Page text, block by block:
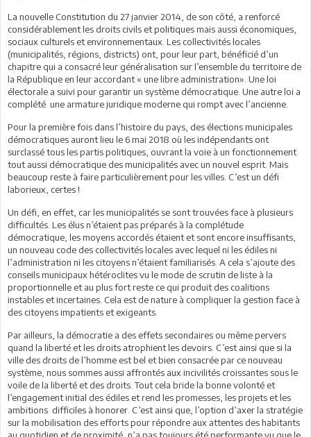
La nouvelle Constitution du 27 janvier 2014, de son côté, a renforcé
considérablement les droits civils et politiques mais aussi économiques,
sociaux culturels et environnementaux. Les collectivités locales
(municipalités, régions, districts) ont, pour leur part, bénéficié d’un
chapitre qui a consacré leur généralisation sur l’ensemble du territoire de
la République en leur accordant « une libre administration». Une loi
électorale a suivi pour garantir un système démocratique. Une autre loi a
complété une armature juridique moderne qui rompt avec l’ancienne.
Pour la première fois dans l’histoire du pays, des élections municipales
démocratiques auront lieu le 6 mai 2018 où les indépendants ont
surclassé tous les partis politiques, ouvrant la voie à un fonctionnement
tout aussi démocratique des municipalités avec un nouvel esprit. Mais
beaucoup reste à faire particulièrement pour les villes. C’est un défi
laborieux, certes !
Un défi, en effet, car les municipalités se sont trouvées face à plusieurs
difficultés. Les élus n’étaient pas préparés à la complétude
démocratique, les moyens accordés étaient et sont encore insuffisants,
un nouveau code des collectivités locales avec lequel ni les édiles ni
l’administration ni les citoyens n’étaient familiarisés. A cela s’ajoute des
conseils municipaux hétéroclites vu le mode de scrutin de liste à la
proportionnelle et au plus fort reste ce qui produit des coalitions
instables et incertaines. Cela est de nature à compliquer la gestion face à
des citoyens impatients et exigeants.
Par ailleurs, la démocratie a des effets secondaires ou même pervers
quand la liberté et les droits atrophient les devoirs. C’est ainsi que si la
ville des droits de l’homme est bel et bien consacrée par ce nouveau
système, nous sommes aussi affrontés aux incivilités croissantes sous le
voile de la liberté et des droits. Tout cela bride la bonne volonté et
l’engagement initial des édiles et rend les promesses, les projets et les
ambitions difficiles à honorer. C’est ainsi que, l’option d’axer la stratégie
sur la mobilisation des efforts pour répondre aux attentes des habitants